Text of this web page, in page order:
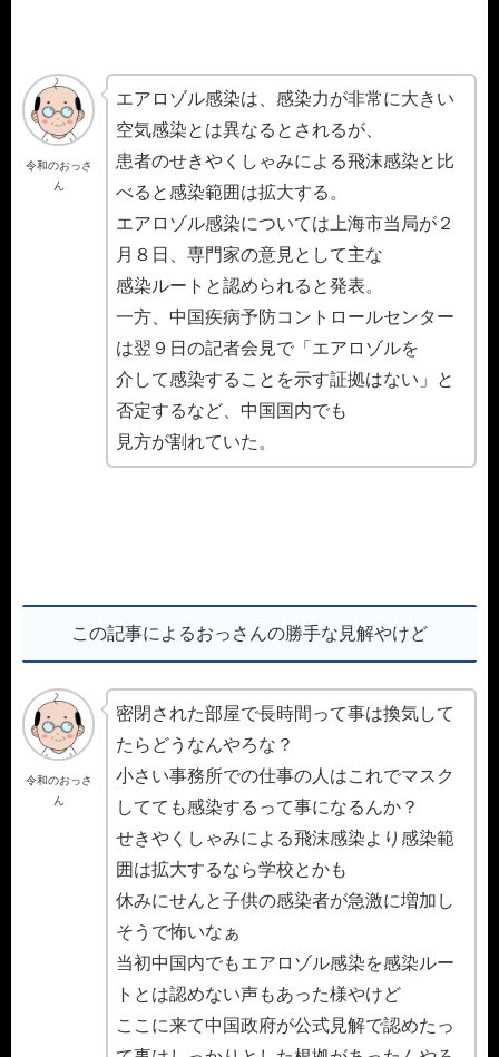
令和のおっさ
ん
エアロゾル感染は、感染力が非常に大きい
空気感染とは異なるとされるが、
患者のせきやくしゃみによる飛沫感染と比
べると感染範囲は拡大する。
エアロゾル感染については上海市当局が２
月８日、専門家の意見として主な
感染ルートと認められると発表。
一方、中国疾病予防コントロールセンター
は翌９日の記者会見で「エアロゾルを
介して感染することを示す証拠はない」と
否定するなど、中国国内でも
見方が割れていた。
この記事によるおっさんの勝手な見解やけど
令和のおっさ
ん
密閉された部屋で長時間って事は換気して
たらどうなんやろな？
小さい事務所での仕事の人はこれでマスク
してても感染するって事になるんか？
せきやくしゃみによる飛沫感染より感染範
囲は拡大するなら学校とかも
休みにせんと子供の感染者が急激に増加し
そうで怖いなぁ
当初中国内でもエアロゾル感染を感染ルー
トとは認めない声もあった様やけど
ここに来て中国政府が公式見解で認めたっ